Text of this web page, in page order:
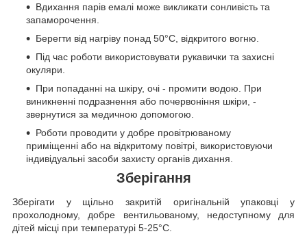
Вдихання парів емалі може викликати сонливість та
запаморочення.
Берегти від нагріву понад 50°C, відкритого вогню.
Під час роботи використовувати рукавички та захисні
окуляри.
При попаданні на шкіру, очі - промити водою. При
виникненні подразнення або почервоніння шкіри, -
звернутися за медичною допомогою.
Роботи проводити у добре провітрюваному
приміщенні або на відкритому повітрі, використовуючи
індивідуальні засоби захисту органів дихання.
Зберігання
Зберігати у щільно закритій оригінальній упаковці у
прохолодному, добре вентильованому, недоступному для
дітей місці при температурі 5-25°C.